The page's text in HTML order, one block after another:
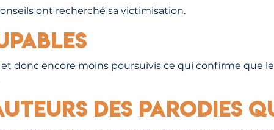
ont recherché sa victimisation.
et donc encore moins poursuivis ce qui confirme que
des parodies